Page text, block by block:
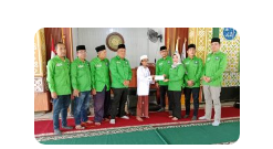
Miftahul Huda Muara Enim